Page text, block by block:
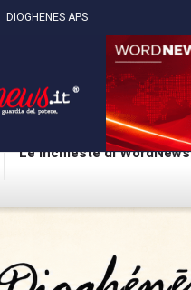
DIOGHENES APS
Le inchieste di WordNews